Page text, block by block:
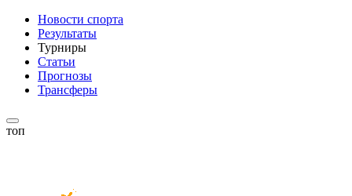
Новости спорта
Результаты
Турниры
Статьи
Прогнозы
Трансферы
топ